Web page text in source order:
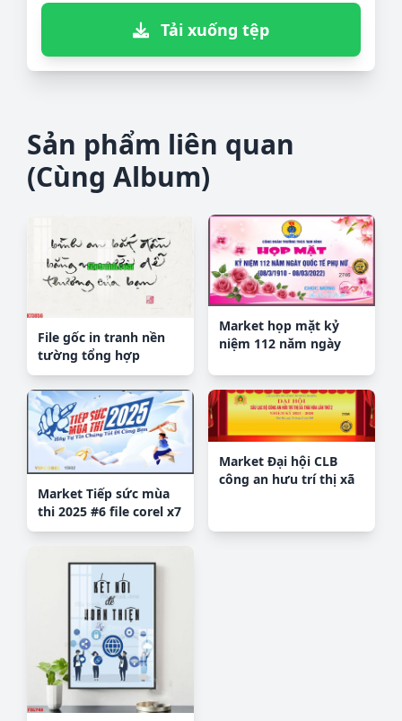
Tải xuống tệp
Sản phẩm liên quan
(Cùng Album)
File gốc in tranh nền
tường tổng hợp
K73856
Market họp mặt kỷ
niệm 112 năm ngày
Market Tiếp sức mùa
thi 2025 #6 file corel x7
Market Đại hội CLB
công an hưu trí thị xã